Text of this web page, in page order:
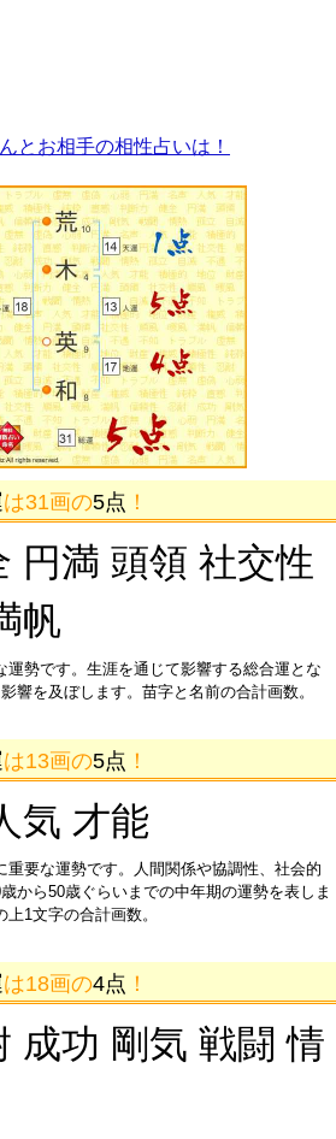
とお相手の相性占いは！
は31画の5点 ！
円満 頭領 社交性
帆
運勢です。生涯を通じて影響する総合運とな
響を及ぼします。苗字と名前の合計画数。
は13画の5点 ！
気 才能
重要な運勢です。人間関係や協調性、社会的
から50歳ぐらいまでの中年期の運勢を表しま
1文字の合計画数。
は18画の4点 ！
成功 剛気 戦闘 情